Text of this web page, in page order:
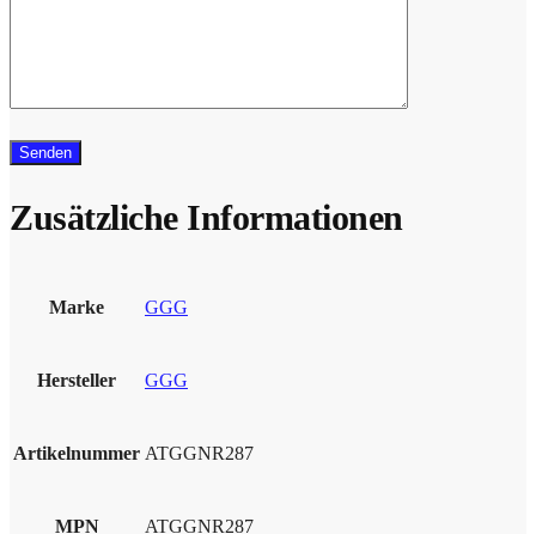
Zusätzliche Informationen
Marke GGG
Hersteller GGG
Artikelnummer ATGGNR287
MPN ATGGNR287